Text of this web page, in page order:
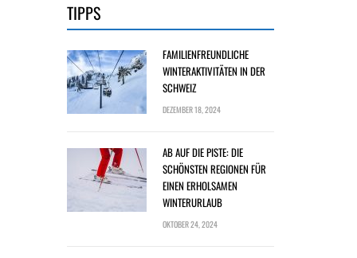
TIPPS
FAMILIENFREUNDLICHE
WINTERAKTIVITÄTEN IN DER
SCHWEIZ
DEZEMBER 18, 2024
AB AUF DIE PISTE: DIE
SCHÖNSTEN REGIONEN FÜR
EINEN ERHOLSAMEN
WINTERURLAUB
OKTOBER 24, 2024